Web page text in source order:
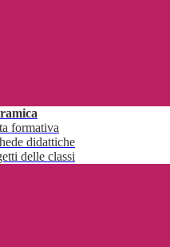
formativa
didattiche
delle classi